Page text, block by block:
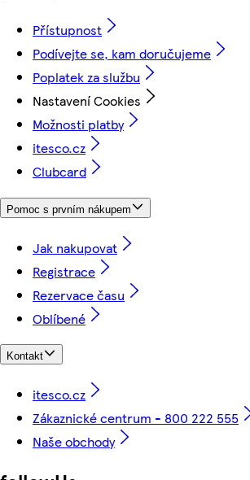
Přístupnost
Podívejte se, kam doručujeme
Poplatek za službu
Nastavení Cookies
Možnosti platby
itesco.cz
Clubcard
Pomoc s prvním nákupem
Jak nakupovat
Registrace
Rezervace času
Oblíbené
Kontakt
itesco.cz
Zákaznické centrum - 800 222 555
Naše obchody